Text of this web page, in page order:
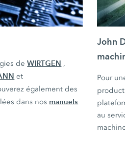
deWIRTGEN ,
et
également des
dans nos manuels
John
Pour
au